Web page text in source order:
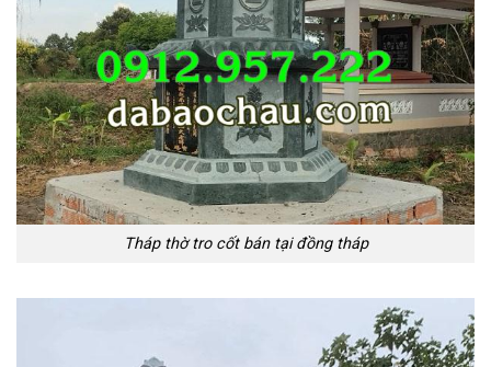
Tháp thờ tro cốt bán tại đồng tháp